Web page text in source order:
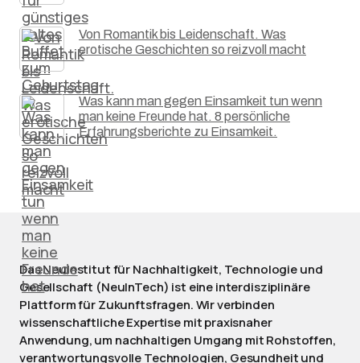
Von Romantik bis Leidenschaft. Was
erotische Geschichten so reizvoll macht
Was kann man gegen Einsamkeit tun wenn
man keine Freunde hat. 8 persönliche
Erfahrungsberichte zu Einsamkeit.
Das NeuInstitut für Nachhaltigkeit, Technologie und
Gesellschaft (NeuInTech) ist eine interdisziplinäre
Plattform für Zukunftsfragen. Wir verbinden
wissenschaftliche Expertise mit praxisnaher
Anwendung, um nachhaltigen Umgang mit Rohstoffen,
verantwortungsvolle Technologien, Gesundheit und